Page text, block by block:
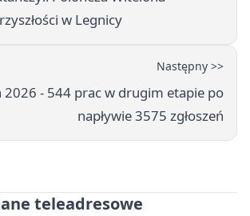
w Legnicy
Następny >>
2026 - 544 prac w drugim etapie po
napływie 3575 zgłoszeń
teleadresowe